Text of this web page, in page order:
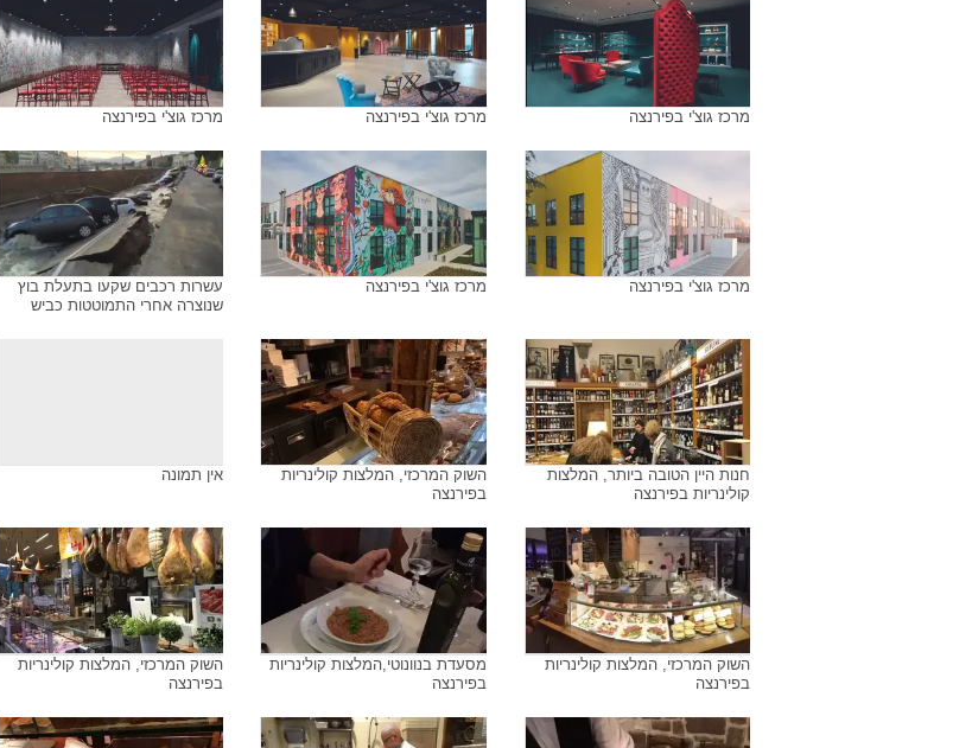
מרכז גוצ'י בפירנצה מרכז גוצ'י בפירנצה מרכז גוצ'י בפירנצה
מרכז גוצ'י בפירנצה מרכז גוצ'י בפירנצה
עשרות רכבים שקעו בתעלת בוץ
שנוצרה אחרי התמוטטות כביש
חנות היין הטובה ביותר, המלצות
קולינריות בפירנצה
השוק המרכזי, המלצות קולינריות
בפירנצה
אין תמונה
השוק המרכזי, המלצות קולינריות
בפירנצה
מסעדת בנוונוטי,המלצות קולינריות
בפירנצה
השוק המרכזי, המלצות קולינריות
בפירנצה